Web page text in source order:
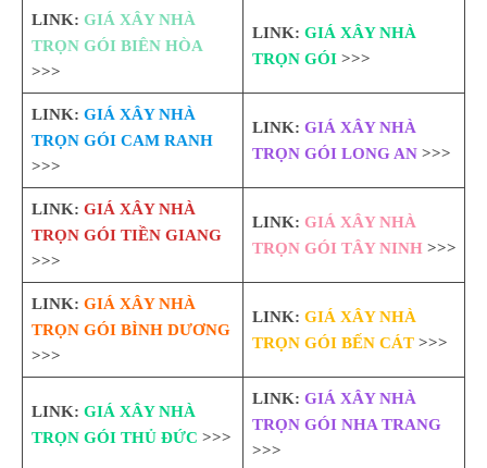
LINK: GIÁ XÂY NHÀ
TRỌN GÓI BIÊN HÒA
>>>
LINK: GIÁ XÂY NHÀ
TRỌN GÓI>>>
LINK: GIÁ XÂY NHÀ
TRỌN GÓI CAM RANH
>>>
LINK: GIÁ XÂY NHÀ
TRỌN GÓI LONG AN>>>
LINK: GIÁ XÂY NHÀ
TRỌN GÓI TIỀN GIANG
>>>
LINK: GIÁ XÂY NHÀ
TRỌN GÓI TÂY NINH>>>
LINK: GIÁ XÂY NHÀ
TRỌN GÓI BÌNH DƯƠNG
>>>
LINK: GIÁ XÂY NHÀ
TRỌN GÓI BẾN CÁT>>>
LINK: GIÁ XÂY NHÀ
TRỌN GÓI THỦ ĐỨC >>>
LINK: GIÁ XÂY NHÀ
TRỌN GÓI NHA TRANG
>>>